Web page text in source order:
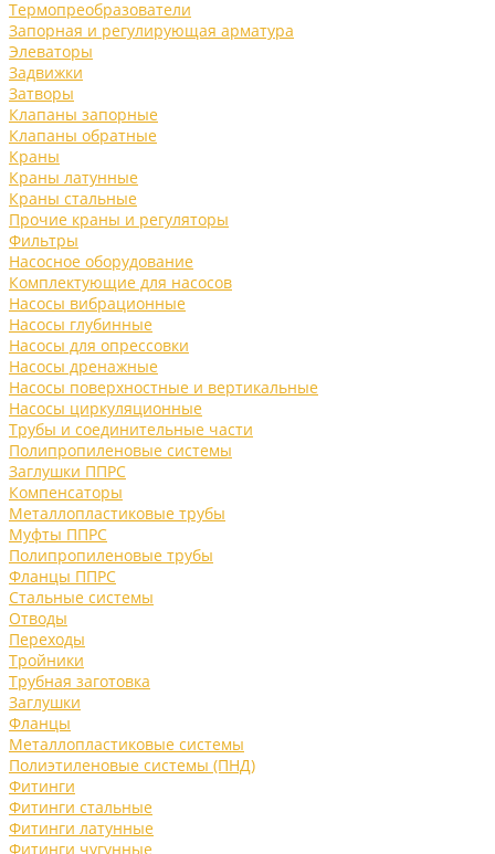
Термопреобразователи
Запорная и регулирующая арматура
Элеваторы
Задвижки
Затворы
Клапаны запорные
Клапаны обратные
Краны
Краны латунные
Краны стальные
Прочие краны и регуляторы
Фильтры
Насосное оборудование
Комплектующие для насосов
Насосы вибрационные
Насосы глубинные
Насосы для опрессовки
Насосы дренажные
Насосы поверхностные и вертикальные
Насосы циркуляционные
Трубы и соединительные части
Полипропиленовые системы
Заглушки ППРС
Компенсаторы
Металлопластиковые трубы
Муфты ППРС
Полипропиленовые трубы
Фланцы ППРС
Стальные системы
Отводы
Переходы
Тройники
Трубная заготовка
Заглушки
Фланцы
Металлопластиковые системы
Полиэтиленовые системы (ПНД)
Фитинги
Фитинги стальные
Фитинги латунные
Фитинги чугунные